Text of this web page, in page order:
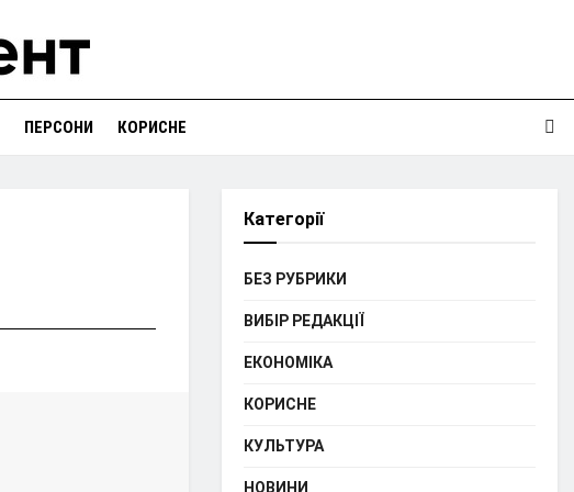
ПЕРСОНИ КОРИСНЕ
Категорії
БЕЗ РУБРИКИ
ВИБІР РЕДАКЦІЇ
ЕКОНОМІКА
КОРИСНЕ
КУЛЬТУРА
НОВИНИ